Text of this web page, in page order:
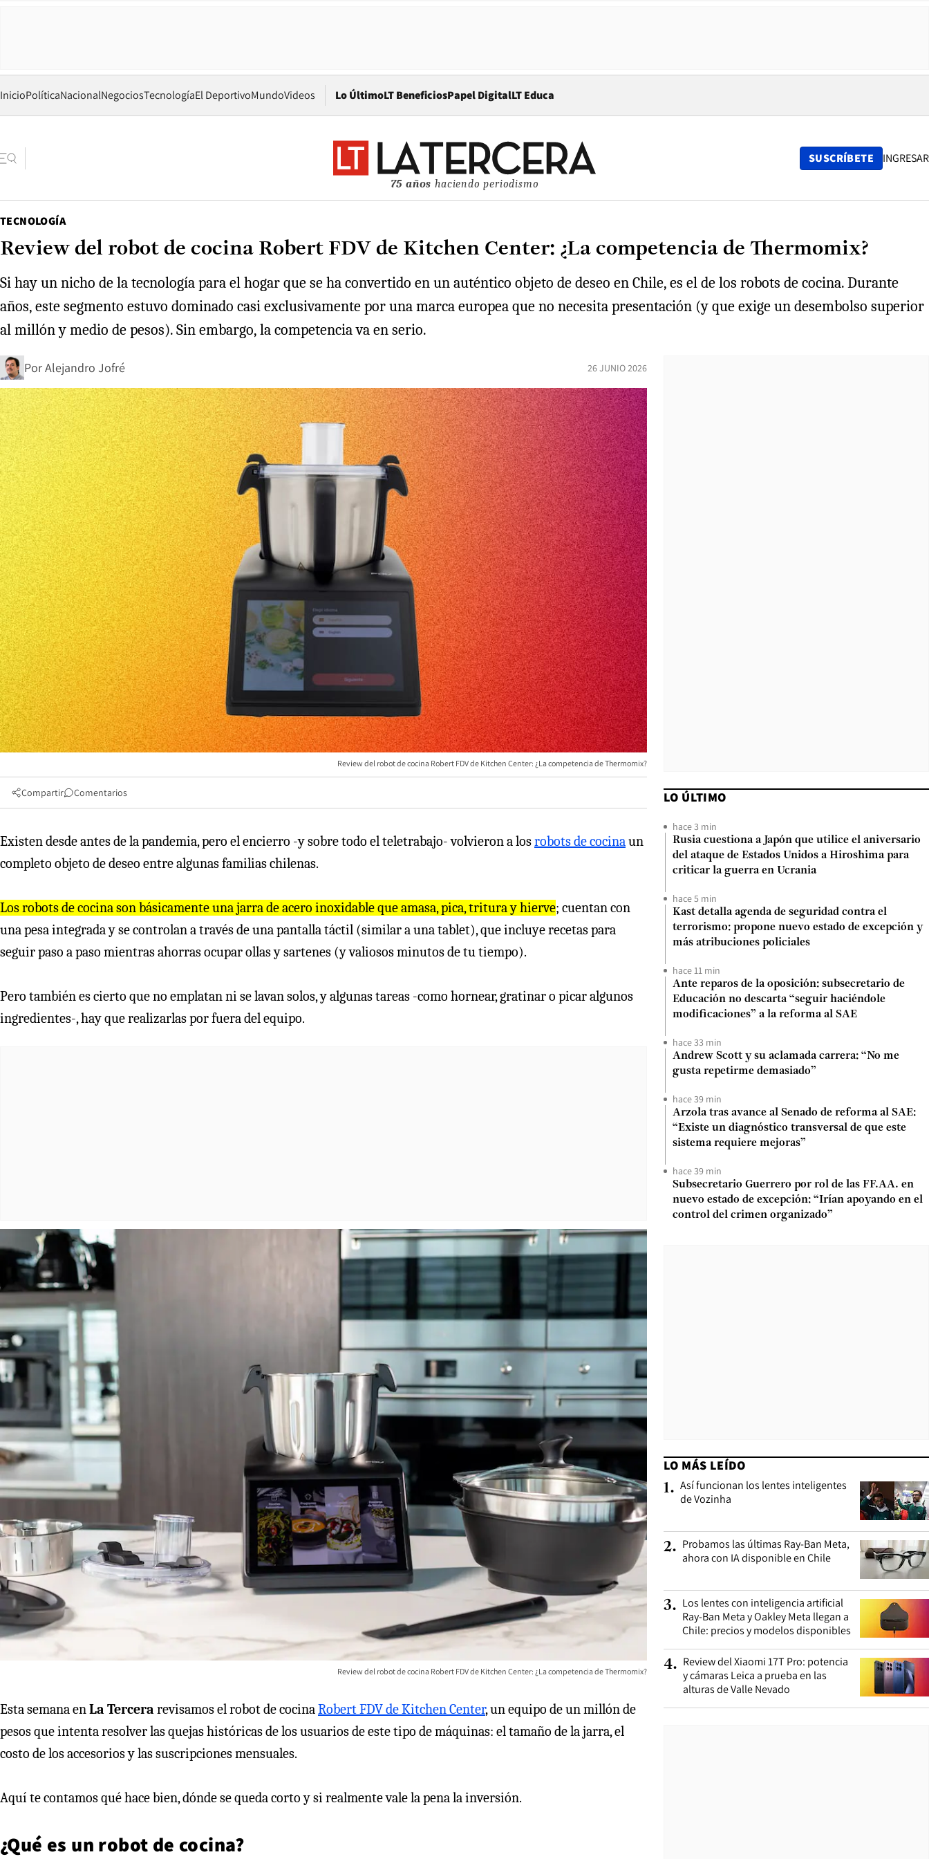
InicioPolíticaNacionalNegociosTecnologíaEl DeportivoMundoVideos Lo ÚltimoLT BeneficiosPapel DigitalOpens in new window
LT Educa
75 años haciendo periodismo
SUSCRÍBETE INGRESAR
TECNOLOGÍA
Review del robot de cocina Robert FDV de Kitchen Center: ¿La competencia de Thermomix?
Si hay un nicho de la tecnología para el hogar que se ha convertido en un auténtico objeto de deseo en Chile, es el de los robots de cocina. Durante
años, este segmento estuvo dominado casi exclusivamente por una marca europea que no necesita presentación (y que exige un desembolso superior
al millón y medio de pesos). Sin embargo, la competencia va en serio.
PorAlejandro Jofré 26 JUNIO 2026
Review del robot de cocina Robert FDV de Kitchen Center: ¿La competencia de Thermomix?
Compartir Comentarios
Existen desde antes de la pandemia, pero el encierro -y sobre todo el teletrabajo- volvieron a losrobots de cocinaun
completo objeto de deseo entre algunas familias chilenas.
Los robots de cocina son básicamente una jarra de acero inoxidable que amasa, pica, tritura y hierve; cuentan con
una pesa integrada y se controlan a través de una pantalla táctil (similar a una tablet), que incluye recetas para
seguir paso a paso mientras ahorras ocupar ollas y sartenes (y valiosos minutos de tu tiempo).
Pero también es cierto que no emplatan ni se lavan solos, y algunas tareas -como hornear, gratinar o picar algunos
ingredientes-, hay que realizarlas por fuera del equipo.
Review del robot de cocina Robert FDV de Kitchen Center: ¿La competencia de Thermomix?
Esta semana enLa Tercera revisamos el robot de cocinaRobert FDV de Kitchen Center, un equipo de un millón de
pesos que intenta resolver las quejas históricas de los usuarios de este tipo de máquinas: el tamaño de la jarra, el
costo de los accesorios y las suscripciones mensuales.
Aquí te contamos qué hace bien, dónde se queda corto y si realmente vale la pena la inversión.
¿Qué es un robot de cocina?
LO ÚLTIMO
hace 3 min
Rusia cuestiona a Japón que utilice el aniversario
del ataque de Estados Unidos a Hiroshima para
criticar la guerra en Ucrania
hace 5 min
Kast detalla agenda de seguridad contra el
terrorismo: propone nuevo estado de excepción y
más atribuciones policiales
hace 11 min
Ante reparos de la oposición: subsecretario de
Educación no descarta “seguir haciéndole
modificaciones” a la reforma al SAE
hace 33 min
Andrew Scott y su aclamada carrera: “No me
gusta repetirme demasiado”
hace 39 min
Arzola tras avance al Senado de reforma al SAE:
“Existe un diagnóstico transversal de que este
sistema requiere mejoras”
hace 39 min
Subsecretario Guerrero por rol de las FF.AA. en
nuevo estado de excepción: “Irían apoyando en el
control del crimen organizado”
LO MÁS LEÍDO
1. Así funcionan los lentes inteligentes
de Vozinha
2. Probamos las últimas Ray-Ban Meta,
ahora con IA disponible en Chile
3. Los lentes con inteligencia artificial
Ray-Ban Meta y Oakley Meta llegan a
Chile: precios y modelos disponibles
4. Review del Xiaomi 17T Pro: potencia
y cámaras Leica a prueba en las
alturas de Valle Nevado